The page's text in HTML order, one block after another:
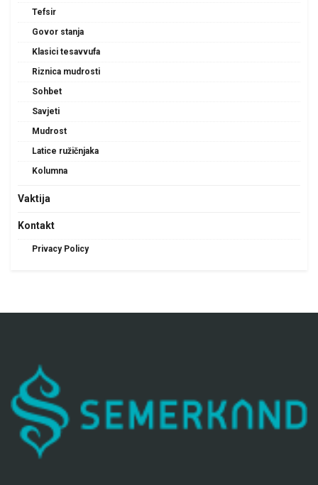
Tefsir
Govor stanja
Klasici tesavvufa
Riznica mudrosti
Sohbet
Savjeti
Mudrost
Latice ružičnjaka
Kolumna
Vaktija
Kontakt
Privacy Policy